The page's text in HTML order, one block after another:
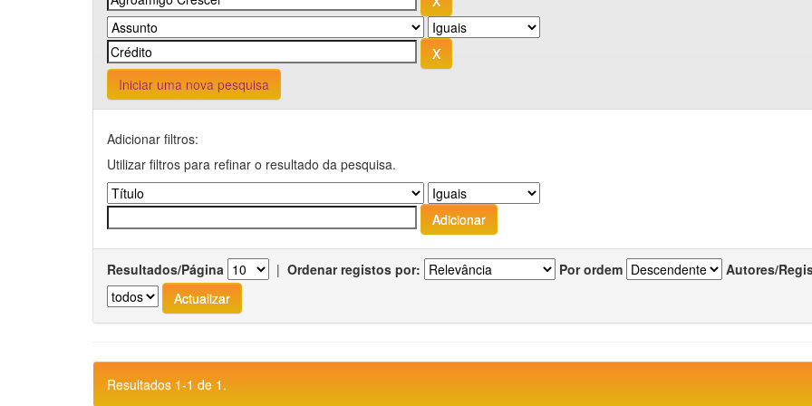
Iniciar uma nova pesquisa
Adicionar filtros:
Utilizar filtros para refinar o resultado da pesquisa.
Resultados/Página | Ordenar registos por: Por ordem Autores/
Resultados 1-1 de 1.